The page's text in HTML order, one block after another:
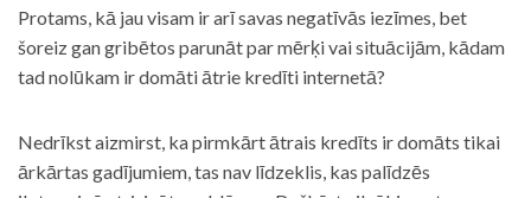
Protams, kā jau visam ir arī savas negatīvās iezīmes, bet
šoreiz gan gribētos parunāt par mērķi vai situācijām, kādam
tad nolūkam ir domāti ātrie kredīti internetā?
Nedrīkst aizmirst, ka pirmkārt ātrais kredīts ir domāts tikai
ārkārtas gadījumiem, tas nav līdzeklis, kas palīdzēs